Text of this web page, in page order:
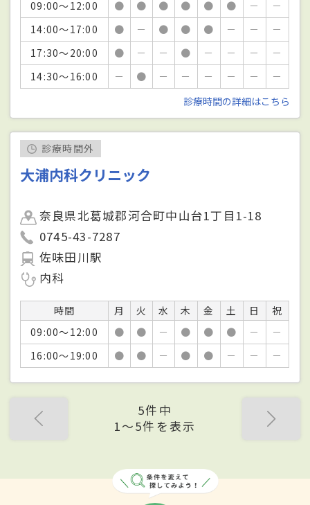
09:00～12:00 ● ● ● ● ● ● －
－
14:00～17:00
● － ● ● ● － －
－
17:30～20:00
● － － ● － － －
－
14:30～16:00
－ ● － － － － －
－
診療時間の詳細はこちら
診療時間外
大浦内科クリニック
奈良県北葛城郡河合町中山台1丁目1-18
0745-43-7287
佐味田川駅
内科
時間 月 火 水 木 金 土 日
祝
09:00～12:00
● ● － ● ● ● －
－
16:00～19:00
● ● － ● ● － － －
5件中
1〜5件を表示